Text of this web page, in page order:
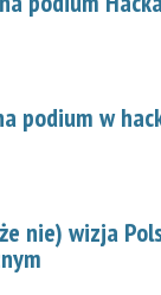
podium w
nie) wizja